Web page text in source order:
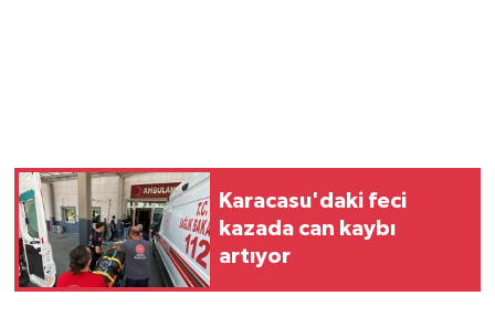
Karacasu'daki feci
kazada can kaybı
artıyor